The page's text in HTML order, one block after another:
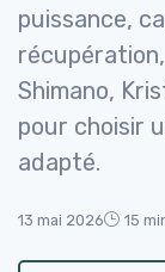
puissance,
Shimano,
pour choisir
adapté.
13 mai 2026 15